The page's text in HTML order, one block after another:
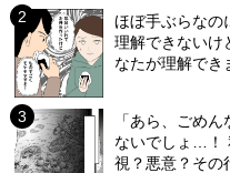
ほぼ手ぶらなの
理解できないけ
なたが理解でき
「あら、ごめ
ないでしょ…！
視？悪意？その